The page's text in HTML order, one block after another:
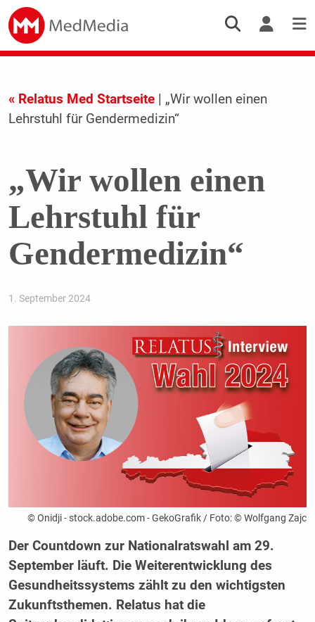
« Relatus Med Startseite| „Wir wollen einen
Lehrstuhl für Gendermedizin“
„Wir wollen einen
Lehrstuhl für
Gendermedizin“
1. September 2024
© Onidji - stock.adobe.com - GekoGrafik / Foto: © Wolfgang Zajc
Der Countdown zur Nationalratswahl am 29.
September läuft. Die Weiterentwicklung des
Gesundheitssystems zählt zu den wichtigsten
Zukunftsthemen. Relatus hat die